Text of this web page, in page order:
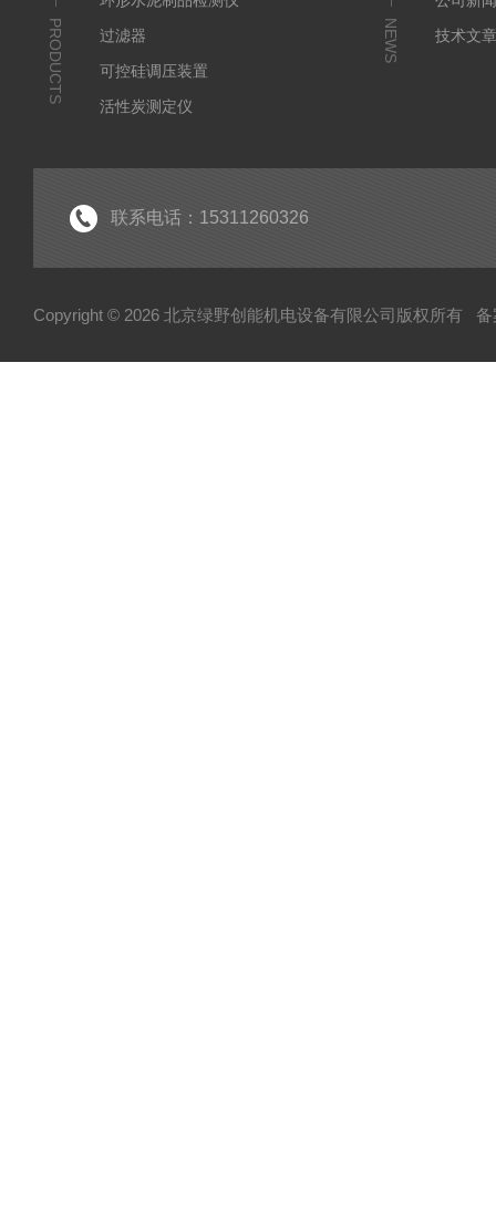
PRODUCTS
过滤器
可控硅调压装置
活性炭测定仪
NEWS
技术文
联系电话：15311260326
Copyright © 2026 北京绿野创能机电设备有限公司版权所有 备